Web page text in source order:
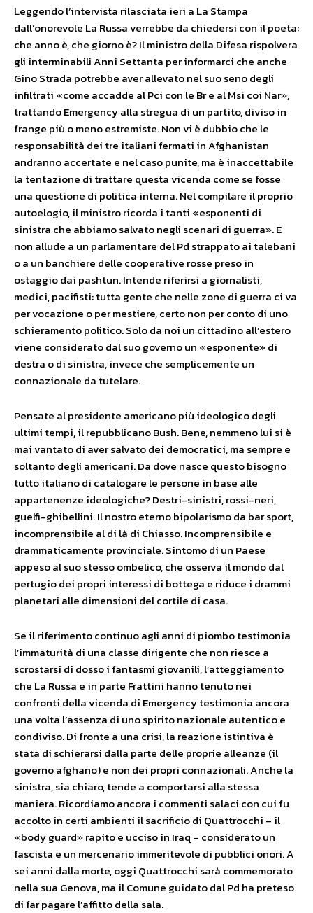
Leggendo l’intervista rilasciata ieri a La Stampa
dall’onorevole La Russa verrebbe da chiedersi con il poeta:
che anno è, che giorno è? Il ministro della Difesa rispolvera
gli interminabili Anni Settanta per informarci che anche
Gino Strada potrebbe aver allevato nel suo seno degli
infiltrati «come accadde al Pci con le Br e al Msi coi Nar»,
trattando Emergency alla stregua di un partito, diviso in
frange più o meno estremiste. Non vi è dubbio che le
responsabilità dei tre italiani fermati in Afghanistan
andranno accertate e nel caso punite, ma è inaccettabile
la tentazione di trattare questa vicenda come se fosse
una questione di politica interna. Nel compilare il proprio
autoelogio, il ministro ricorda i tanti «esponenti di
sinistra che abbiamo salvato negli scenari di guerra». E
non allude a un parlamentare del Pd strappato ai talebani
o a un banchiere delle cooperative rosse preso in
ostaggio dai pashtun. Intende riferirsi a giornalisti,
medici, pacifisti: tutta gente che nelle zone di guerra ci va
per vocazione o per mestiere, certo non per conto di uno
schieramento politico. Solo da noi un cittadino all’estero
viene considerato dal suo governo un «esponente» di
destra o di sinistra, invece che semplicemente un
connazionale da tutelare.
Pensate al presidente americano più ideologico degli
ultimi tempi, il repubblicano Bush. Bene, nemmeno lui si è
mai vantato di aver salvato dei democratici, ma sempre e
soltanto degli americani. Da dove nasce questo bisogno
tutto italiano di catalogare le persone in base alle
appartenenze ideologiche? Destri-sinistri, rossi-neri,
guelfi-ghibellini. Il nostro eterno bipolarismo da bar sport,
incomprensibile al di là di Chiasso. Incomprensibile e
drammaticamente provinciale. Sintomo di un Paese
appeso al suo stesso ombelico, che osserva il mondo dal
pertugio dei propri interessi di bottega e riduce i drammi
planetari alle dimensioni del cortile di casa.
Se il riferimento continuo agli anni di piombo testimonia
l’immaturità di una classe dirigente che non riesce a
scrostarsi di dosso i fantasmi giovanili, l’atteggiamento
che La Russa e in parte Frattini hanno tenuto nei
confronti della vicenda di Emergency testimonia ancora
una volta l’assenza di uno spirito nazionale autentico e
condiviso. Di fronte a una crisi, la reazione istintiva è
stata di schierarsi dalla parte delle proprie alleanze (il
governo afghano) e non dei propri connazionali. Anche la
sinistra, sia chiaro, tende a comportarsi alla stessa
maniera. Ricordiamo ancora i commenti salaci con cui fu
accolto in certi ambienti il sacrificio di Quattrocchi – il
«body guard» rapito e ucciso in Iraq – considerato un
fascista e un mercenario immeritevole di pubblici onori. A
sei anni dalla morte, oggi Quattrocchi sarà commemorato
nella sua Genova, ma il Comune guidato dal Pd ha preteso
di far pagare l’affitto della sala.